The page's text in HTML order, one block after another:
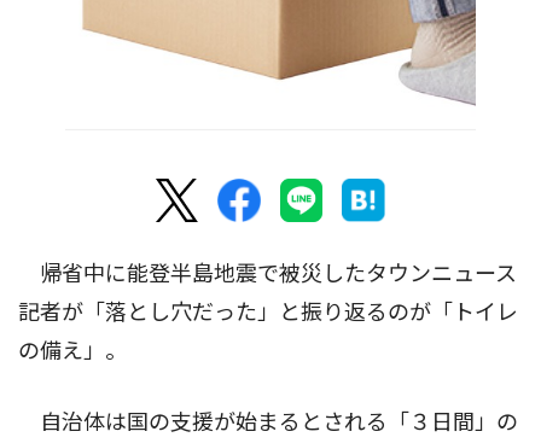
帰省中に能登半島地震で被災したタウンニュース
記者が「落とし穴だった」と振り返るのが「トイレ
の備え」。
自治体は国の支援が始まるとされる「３日間」の